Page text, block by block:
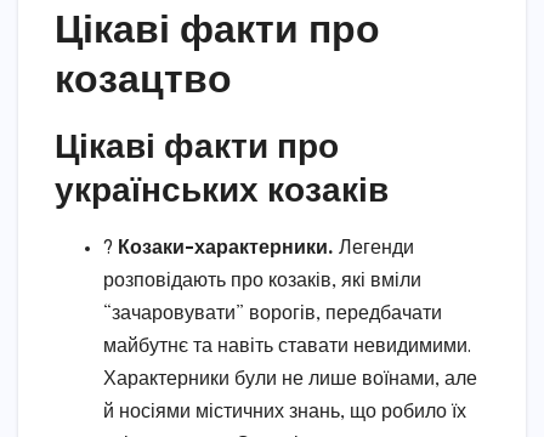
Цікаві факти про
козацтво
Цікаві факти про
українських козаків
? Козаки-характерники. Легенди
розповідають про козаків, які вміли
“зачаровувати” ворогів, передбачати
майбутнє та навіть ставати невидимими.
Характерники були не лише воїнами, але
й носіями містичних знань, що робило їх